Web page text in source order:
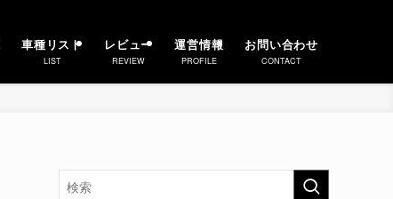
車種リスト
LIST
レビュー
REVIEW
運営情報
PROFILE
お問い合わせ
CONTACT